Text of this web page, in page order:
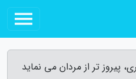
پیروز تر از مردان می نماید